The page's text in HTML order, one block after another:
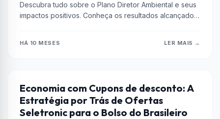
Descubra tudo sobre o Plano Diretor Ambiental e seus
impactos positivos. Conheça os resultados alcançados
HÁ 10 MESES LER MAIS →
ENCOMIA
Economia com Cupons de desconto: A
Estratégia por Trás de Ofertas
Seletronic para o Bolso do Brasileiro